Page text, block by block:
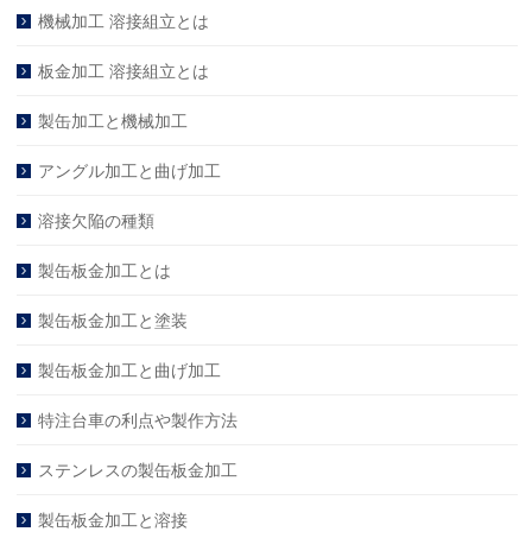
機械加工 溶接組立とは
板金加工 溶接組立とは
製缶加工と機械加工
アングル加工と曲げ加工
溶接欠陥の種類
製缶板金加工とは
製缶板金加工と塗装
製缶板金加工と曲げ加工
特注台車の利点や製作方法
ステンレスの製缶板金加工
製缶板金加工と溶接